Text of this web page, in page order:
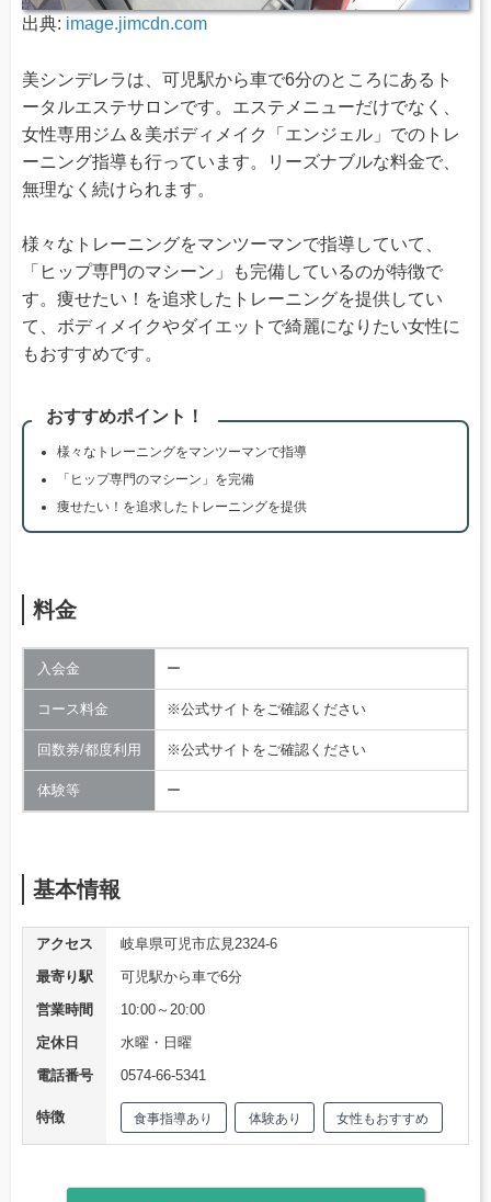
出典: image.jimcdn.com
美シンデレラは、可児駅から車で6分のところにあるト
ータルエステサロンです。エステメニューだけでなく、
女性専用ジム＆美ボディメイク「エンジェル」でのトレ
ーニング指導も行っています。リーズナブルな料金で、
無理なく続けられます。
様々なトレーニングをマンツーマンで指導していて、
「ヒップ専門のマシーン」も完備しているのが特徴で
す。痩せたい！を追求したトレーニングを提供してい
て、ボディメイクやダイエットで綺麗になりたい女性に
もおすすめです。
おすすめポイント！
様々なトレーニングをマンツーマンで指導
「ヒップ専門のマシーン」を完備
痩せたい！を追求したトレーニングを提供
料金
入会金 ー
コース料金 ※公式サイトをご確認ください
回数券/都度利用 ※公式サイトをご確認ください
体験等 ー
基本情報
アクセス
岐阜県可児市広見2324-6
最寄り駅
可児駅から車で6分
営業時間
10:00～20:00
定休日
水曜・日曜
電話番号
0574-66-5341
特徴 食事指導あり 体験あり 女性もおすすめ